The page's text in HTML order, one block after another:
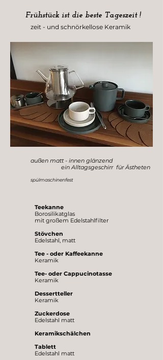
Frühstück ist die beste Tageszeit !
zeit - und schnörkellose Keramik
außen matt - innen glänzend
ein Alltagsgeschirr für Ästheten
spülmaschinenfest
Teekanne
Borosilikatglas
mit großem Edelstahlfilter
Stövchen
Edelstahl, matt
Tee - oder Kaffeekanne
Keramik
Tee- oder Cappucinotasse
Keramik
Dessertteller
Keramik
Zuckerdose
Edelstahl matt
Keramikschälchen
Tablett
Edelstahl matt